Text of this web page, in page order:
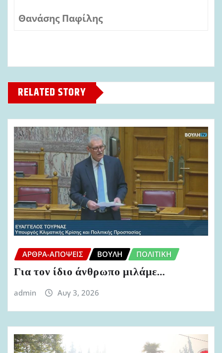
Θανάσης Παφίλης
RELATED STORY
ΆΡΘΡΑ-ΑΠΌΨΕΙΣ ΒΟΥΛΉ ΠΟΛΙΤΙΚΉ
Για τον ίδιο άνθρωπο μιλάμε…
admin Αυγ 3, 2026